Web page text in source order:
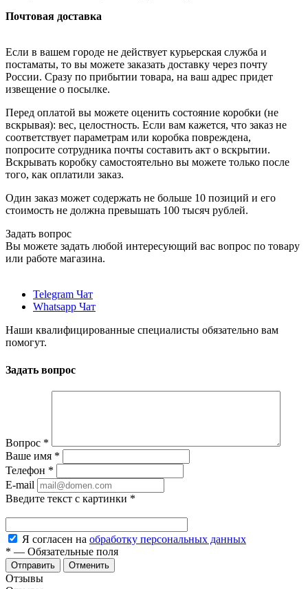
Почтовая доставка
Если в вашем городе не действует курьерская служба и
постаматы, то вы можете заказать доставку через почту
России. Сразу по прибытии товара, на ваш адрес придет
извещение о посылке.
Перед оплатой вы можете оценить состояние коробки (не
вскрывая): вес, целостность. Если вам кажется, что заказ не
соответствует параметрам или коробка повреждена,
попросите сотрудника почты составить акт о вскрытии.
Вскрывать коробку самостоятельно вы можете только после
того, как оплатили заказ.
Один заказ может содержать не больше 10 позиций и его
стоимость не должна превышать 100 тысяч рублей.
Задать вопрос
Вы можете задать любой интересующий вас вопрос по товару
или работе магазина.
Telegram Чат
Whatsapp Чат
Наши квалифицированные специалисты обязательно вам
помогут.
Задать вопрос
Вопрос *
Ваше имя *
Телефон *
E-mail
Введите текст с картинки *
Я согласен на обработку персональных данных
* — Обязательные поля
Отменить
Отзывы